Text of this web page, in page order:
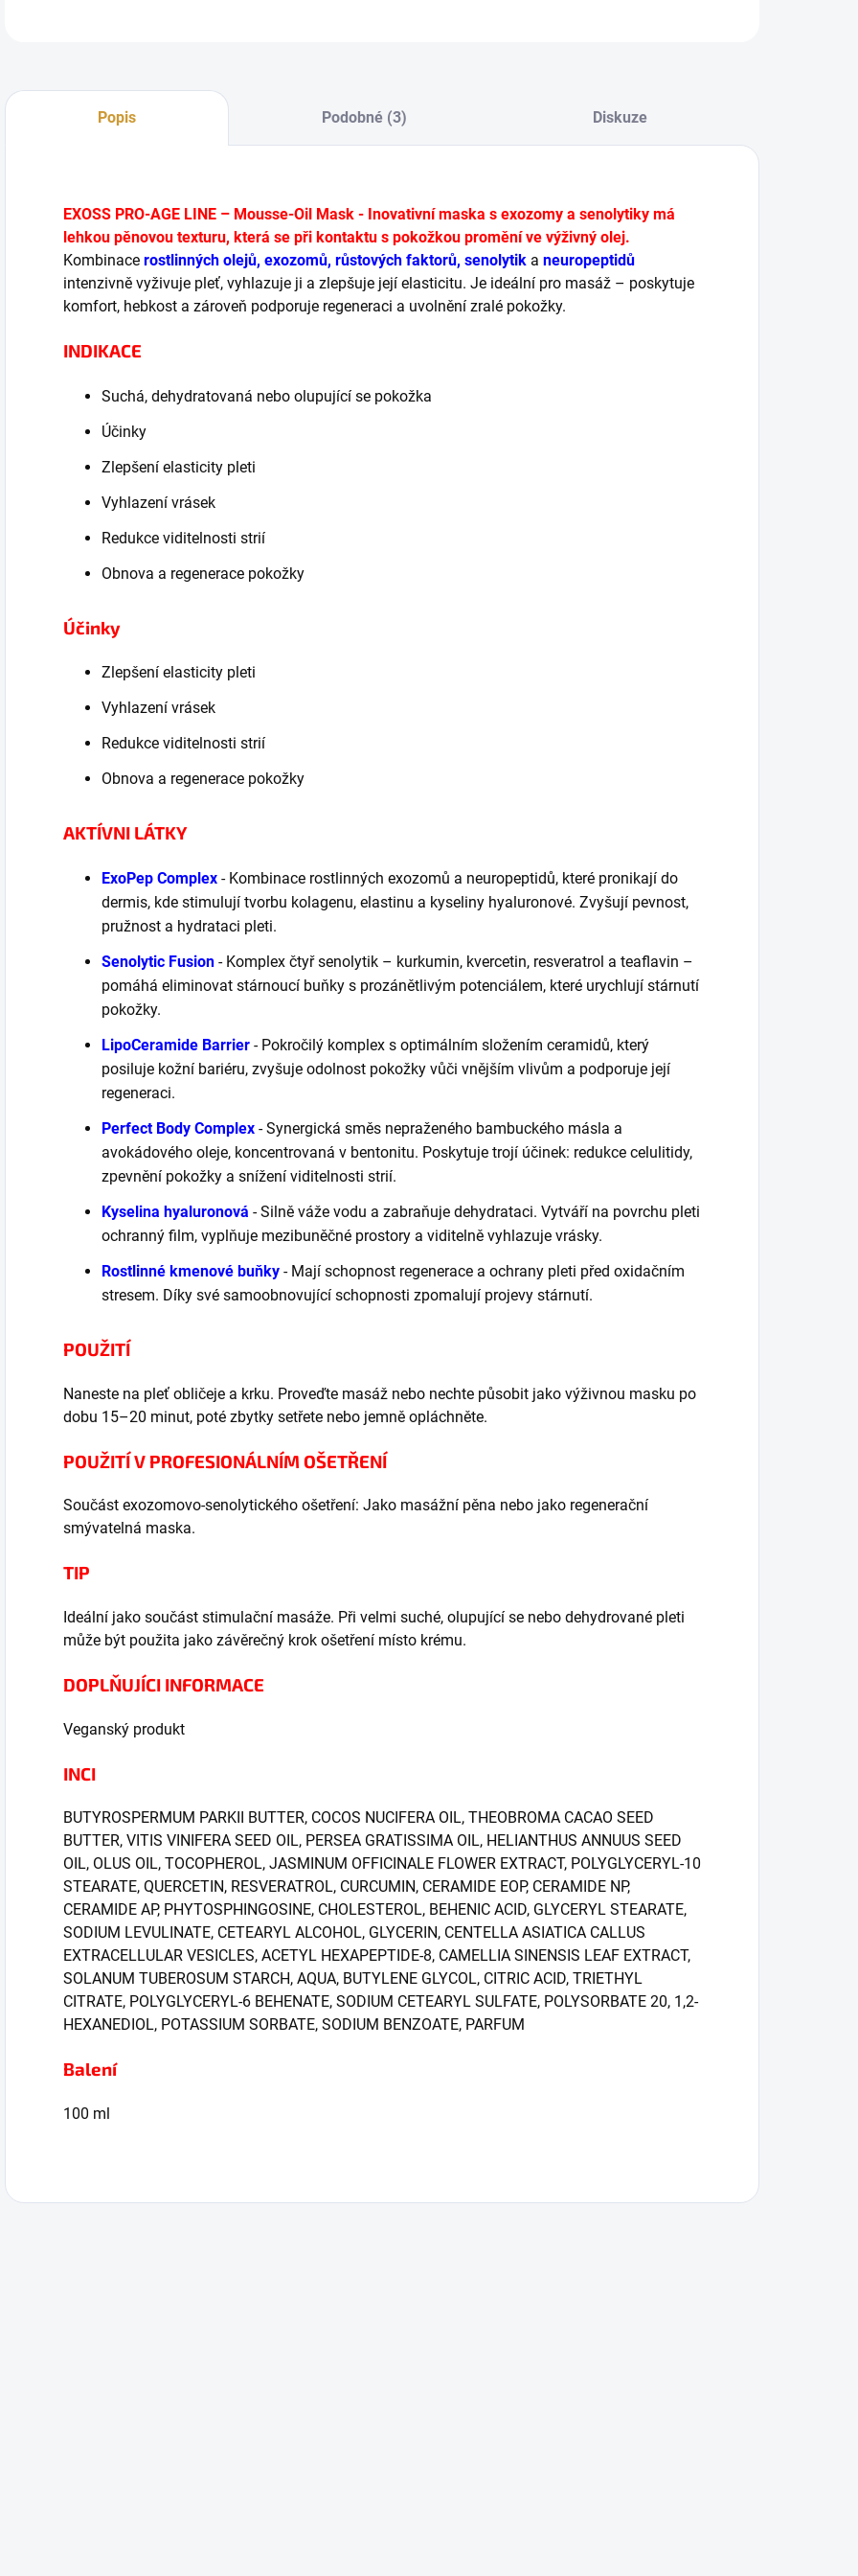
Popis Podobné (3) Diskuze
EXOSS PRO-AGE LINE – Mousse-Oil Mask - Inovativní maska s exozomy a senolytiky má
lehkou pěnovou texturu, která se při kontaktu s pokožkou promění ve výživný olej.
Kombinace rostlinných olejů, exozomů, růstových faktorů, senolytik a neuropeptidů
intenzivně vyživuje pleť, vyhlazuje ji a zlepšuje její elasticitu. Je ideální pro masáž – poskytuje
komfort, hebkost a zároveň podporuje regeneraci a uvolnění zralé pokožky.
INDIKACE
Suchá, dehydratovaná nebo olupující se pokožka
Účinky
Zlepšení elasticity pleti
Vyhlazení vrásek
Redukce viditelnosti strií
Obnova a regenerace pokožky
Účinky
Zlepšení elasticity pleti
Vyhlazení vrásek
Redukce viditelnosti strií
Obnova a regenerace pokožky
AKTÍVNI LÁTKY
ExoPep Complex - Kombinace rostlinných exozomů a neuropeptidů, které pronikají do
dermis, kde stimulují tvorbu kolagenu, elastinu a kyseliny hyaluronové. Zvyšují pevnost,
pružnost a hydrataci pleti.
Senolytic Fusion - Komplex čtyř senolytik – kurkumin, kvercetin, resveratrol a teaflavin –
pomáhá eliminovat stárnoucí buňky s prozánětlivým potenciálem, které urychlují stárnutí
pokožky.
LipoCeramide Barrier - Pokročilý komplex s optimálním složením ceramidů, který
posiluje kožní bariéru, zvyšuje odolnost pokožky vůči vnějším vlivům a podporuje její
regeneraci.
Perfect Body Complex -Synergická směs nepraženého bambuckého másla a
avokádového oleje, koncentrovaná v bentonitu. Poskytuje trojí účinek: redukce celulitidy,
zpevnění pokožky a snížení viditelnosti strií.
Kyselina hyaluronová -Silně váže vodu a zabraňuje dehydrataci. Vytváří na povrchu pleti
ochranný film, vyplňuje mezibuněčné prostory a viditelně vyhlazuje vrásky.
Rostlinné kmenové buňky - Mají schopnost regenerace a ochrany pleti před oxidačním
stresem. Díky své samoobnovující schopnosti zpomalují projevy stárnutí.
POUŽITÍ
Naneste na pleť obličeje a krku. Proveďte masáž nebo nechte působit jako výživnou masku po
dobu 15–20 minut, poté zbytky setřete nebo jemně opláchněte.
POUŽITÍ V PROFESIONÁLNÍM OŠETŘENÍ
Součást exozomovo-senolytického ošetření: Jako masážní pěna nebo jako regenerační
smývatelná maska.
TIP
Ideální jako součást stimulační masáže. Při velmi suché, olupující se nebo dehydrované pleti
může být použita jako závěrečný krok ošetření místo krému.
DOPLŇUJÍCI INFORMACE
Veganský produkt
INCI
BUTYROSPERMUM PARKII BUTTER, COCOS NUCIFERA OIL, THEOBROMA CACAO SEED
BUTTER, VITIS VINIFERA SEED OIL, PERSEA GRATISSIMA OIL, HELIANTHUS ANNUUS SEED
OIL, OLUS OIL, TOCOPHEROL, JASMINUM OFFICINALE FLOWER EXTRACT, POLYGLYCERYL-10
STEARATE, QUERCETIN, RESVERATROL, CURCUMIN, CERAMIDE EOP, CERAMIDE NP,
CERAMIDE AP, PHYTOSPHINGOSINE, CHOLESTEROL, BEHENIC ACID, GLYCERYL STEARATE,
SODIUM LEVULINATE, CETEARYL ALCOHOL, GLYCERIN, CENTELLA ASIATICA CALLUS
EXTRACELLULAR VESICLES, ACETYL HEXAPEPTIDE-8, CAMELLIA SINENSIS LEAF EXTRACT,
SOLANUM TUBEROSUM STARCH, AQUA, BUTYLENE GLYCOL, CITRIC ACID, TRIETHYL
CITRATE, POLYGLYCERYL-6 BEHENATE, SODIUM CETEARYL SULFATE, POLYSORBATE 20, 1,2-
HEXANEDIOL, POTASSIUM SORBATE, SODIUM BENZOATE, PARFUM
Balení
100 ml